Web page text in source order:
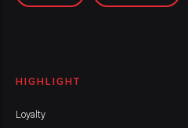
HIGHLIGHT
Loyalty